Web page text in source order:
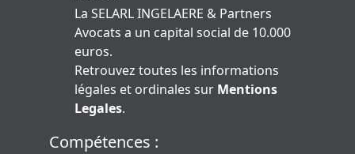
La SELARL INGELAERE & Partners
Avocats a un capital social de 10.000
euros.
Retrouvez toutes les informations
légales et ordinales sur Mentions
Legales.
Compétences :